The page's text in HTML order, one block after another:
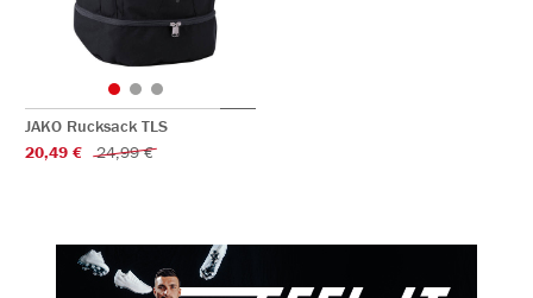
JAKO Rucksack TLS
20,49 €
24,99 €